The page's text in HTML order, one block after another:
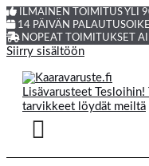
ILMAINEN TOIMITUS YLI
14 PÄIVÄN
NOPEAT TOIMITUKSET
Siirry sisältöön